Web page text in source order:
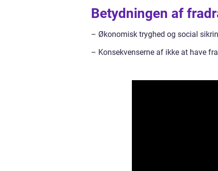
Betydningen af
– Økonomisk tryghed og social
– Konsekvenserne af ikke at have